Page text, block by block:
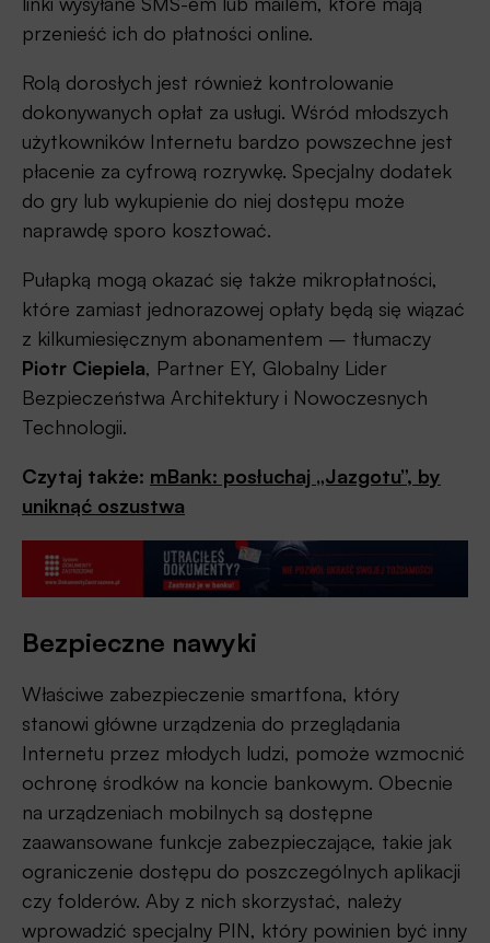
przenieść ich do płatności online.
Rolą dorosłych jest również kontrolowanie
dokonywanych opłat za usługi. Wśród młodszych
użytkowników Internetu bardzo powszechne jest
płacenie za cyfrową rozrywkę. Specjalny dodatek
do gry lub wykupienie do niej dostępu może
naprawdę sporo kosztować.
Pułapką mogą okazać się także mikropłatności,
które zamiast jednorazowej opłaty będą się wiązać
z kilkumiesięcznym abonamentem – tłumaczy
Piotr Ciepiela, Partner EY, Globalny Lider
Bezpieczeństwa Architektury i Nowoczesnych
Technologii.
Czytaj także: mBank: posłuchaj „Jazgotu”, by
uniknąć oszustwa
Bezpieczne nawyki
Właściwe zabezpieczenie smartfona, który
stanowi główne urządzenia do przeglądania
Internetu przez młodych ludzi, pomoże wzmocnić
ochronę środków na koncie bankowym. Obecnie
na urządzeniach mobilnych są dostępne
zaawansowane funkcje zabezpieczające, takie jak
ograniczenie dostępu do poszczególnych aplikacji
czy folderów. Aby z nich skorzystać, należy
wprowadzić specjalny PIN, który powinien być inny